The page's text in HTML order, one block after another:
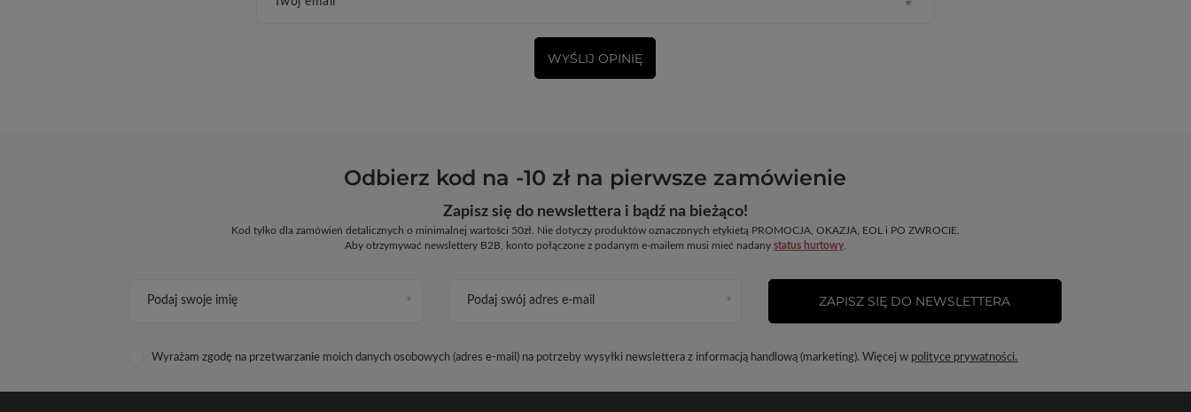
WYŚLIJ OPINIĘ
Odbierz kod na -10 zł na pierwsze zamówienie
Zapisz się do newslettera i bądź na bieżąco!
Kod tylko dla zamówień detalicznych o minimalnej wartości 50zł. Nie dotyczy produktów oznaczonych etykietą PROMOCJA, OKAZJA, EOL i PO ZWROCIE.
Aby otrzymywać newslettery B2B, konto połączone z podanym e-mailem musi mieć nadany status hurtowy.
Podaj swoje imię Podaj swój adres e-mail
Wyrażam zgodę na przetwarzanie moich danych osobowych (adres e-mail) na potrzeby wysyłki newslettera z informacją handlową (marketing). Więcej w polityce prywatności.
ZAPISZ SIĘ DO NEWSLETTERA